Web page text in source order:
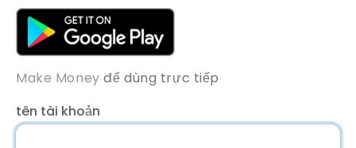
Make Money để dùng trực tiếp
tên tài khoản